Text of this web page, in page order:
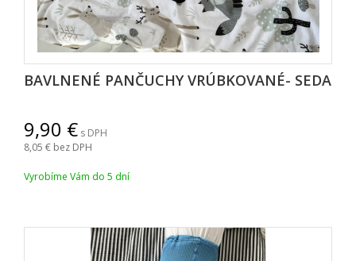
BAVLNENÉ PANČUCHY VRÚBKOVANÉ- SEDA
9,90
s DPH
8,05 bez DPH
Vyrobíme Vám do 5 dní